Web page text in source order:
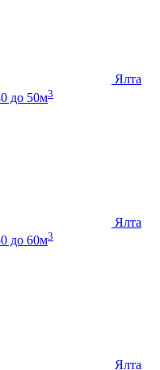
Ялта
до 50м3
Ялта
до 60м3
Ялта